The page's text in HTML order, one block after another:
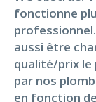
fonctionne
aussi être
qualité/prix le
par nos
en fonction